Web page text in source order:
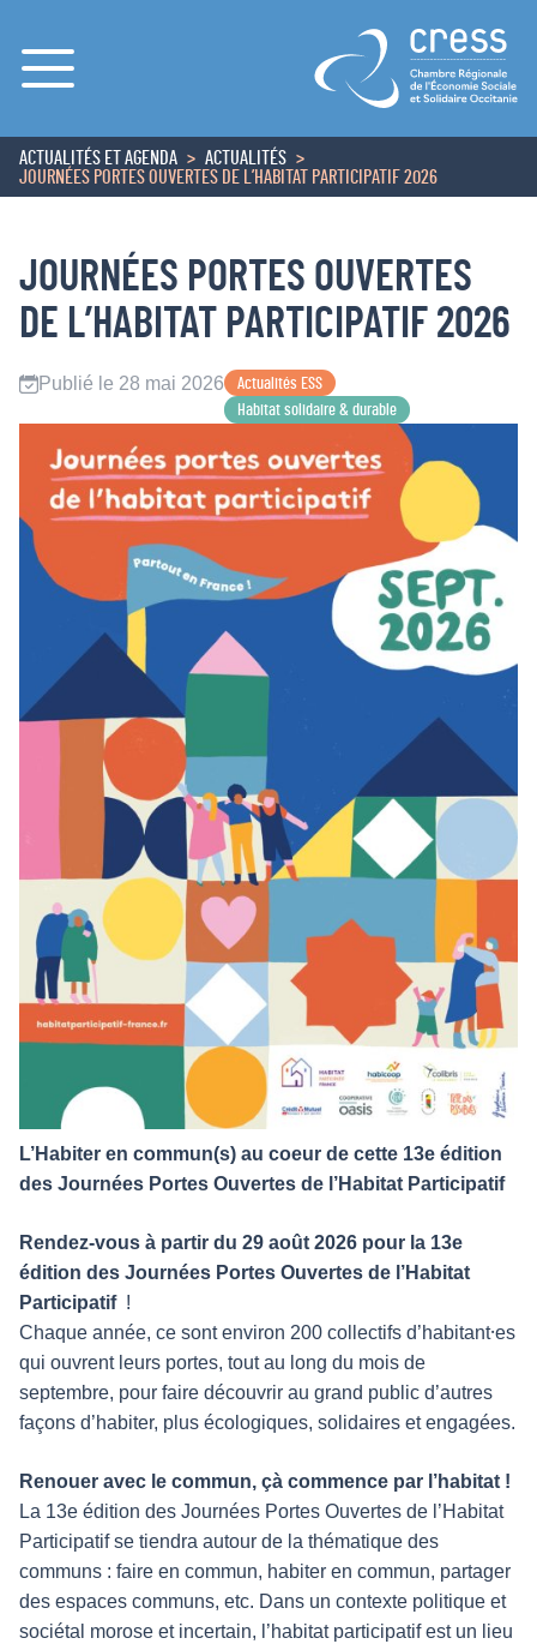
Menu
ACCUEIL
ACTUALITÉS ET AGENDA
ACTUALITÉS
JOURNÉES PORTES OUVERTES DE L’HABITAT PARTICIPATIF 2026
JOURNÉES PORTES OUVERTES
DE L’HABITAT PARTICIPATIF 2026
Publié le 28 mai 2026
Actualités ESS
Habitat solidaire & durable
L’Habiter en commun(s) au coeur de cette 13e édition
des Journées Portes Ouvertes de l’Habitat Participatif
Rendez-vous à partir du 29 août 2026 pour la 13e
édition des Journées Portes Ouvertes de l’Habitat
Participatif !
Chaque année, ce sont environ 200 collectifs d’habitant⸱es
qui ouvrent leurs portes, tout au long du mois de
septembre, pour faire découvrir au grand public d’autres
façons d’habiter, plus écologiques, solidaires et engagées.
Renouer avec le commun, çà commence par l’habitat !
La 13e édition des Journées Portes Ouvertes de l’Habitat
Participatif se tiendra autour de la thématique des
communs : faire en commun, habiter en commun, partager
des espaces communs, etc. Dans un contexte politique et
sociétal morose et incertain, l’habitat participatif est un lieu